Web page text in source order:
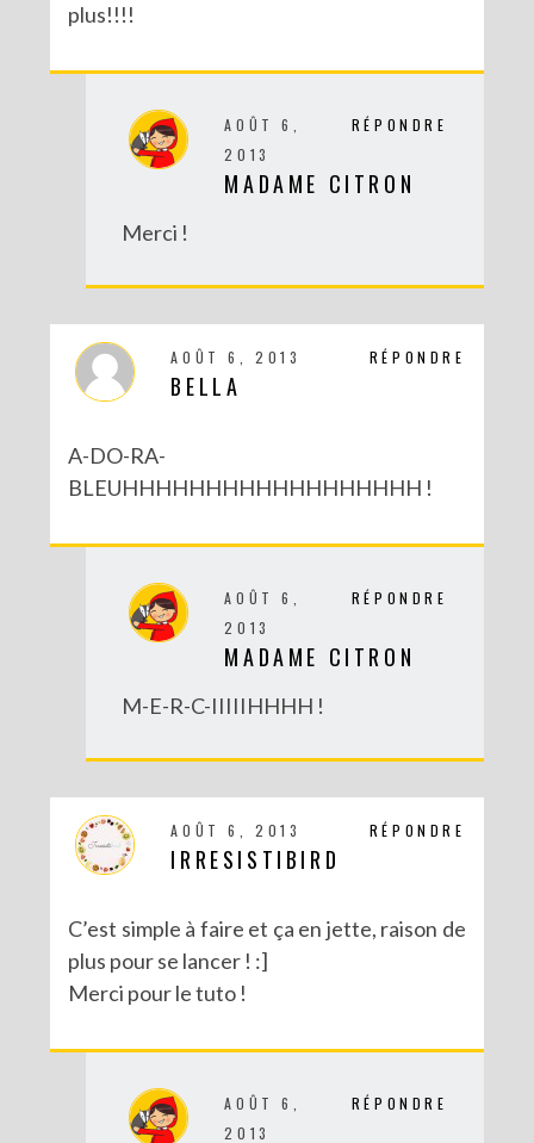
plus!!!!
RÉPONDRE
AOÛT 6,
2013
MADAME CITRON
Merci !
RÉPONDRE
AOÛT 6, 2013
BELLA
A-DO-RA-
BLEUHHHHHHHHHHHHHHHHHH !
RÉPONDRE
AOÛT 6,
2013
MADAME CITRON
M-E-R-C-IIIIIHHHH !
RÉPONDRE
AOÛT 6, 2013
IRRESISTIBIRD
C’est simple à faire et ça en jette, raison de
plus pour se lancer ! :]
Merci pour le tuto !
RÉPONDRE
AOÛT 6,
2013